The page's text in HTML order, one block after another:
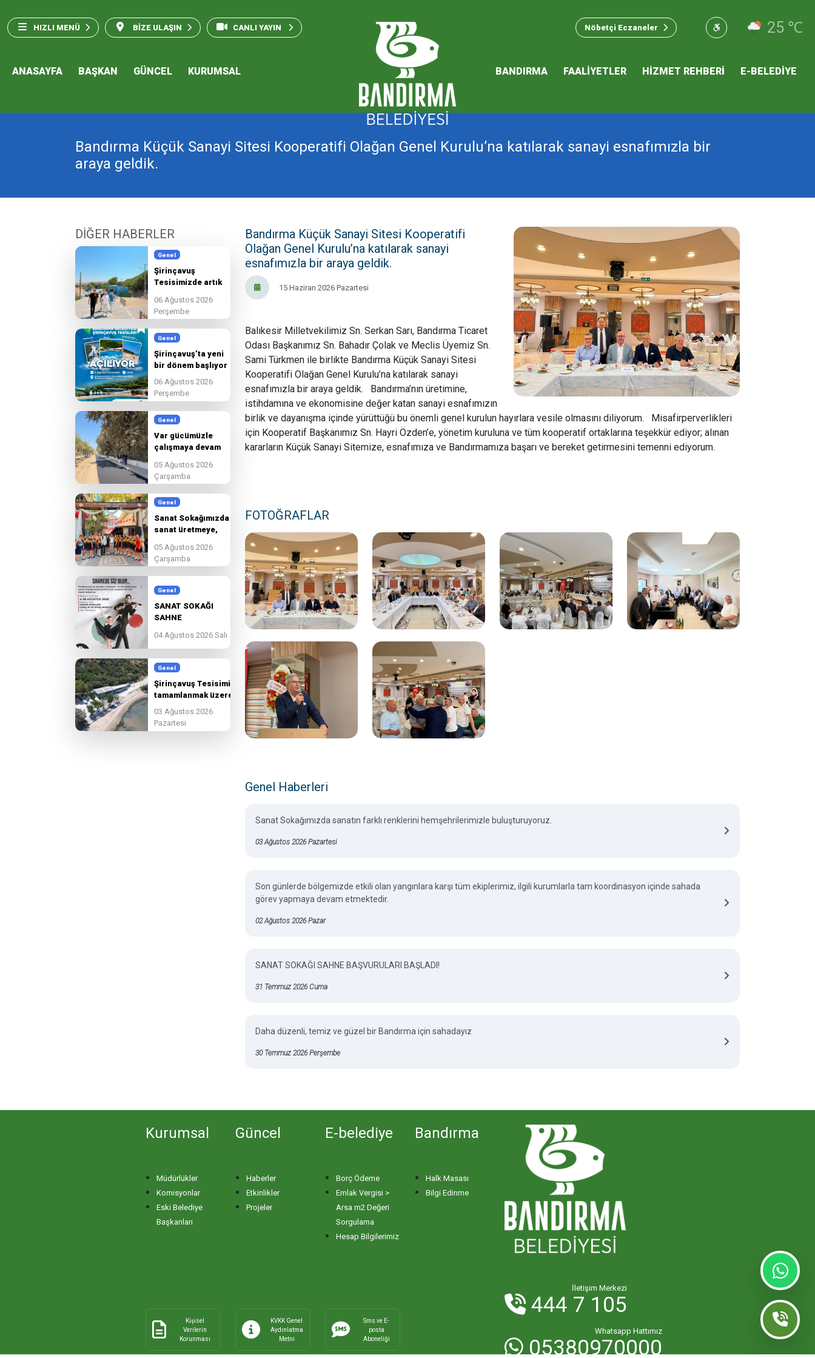
HIZLI MENÜ BİZE ULAŞIN CANLI YAYIN Nöbetçi Eczaneler 25 ℃
ANASAYFA BAŞKAN GÜNCEL KURUMSAL
2026 Performans Programı
BANDIRMA FAALİYETLER HİZMET REHBERİ E-BELEDİYE
Bandırma Küçük Sanayi Sitesi Kooperatifi Olağan Genel Kurulu’na katılarak sanayi esnafımızla bir
araya geldik.
DİĞER HABERLER
Genel
Şirinçavuş
Tesisimizde artık
tamamlıyoruz
06 Ağustos 2026
Perşembe
Genel
Şirinçavuş’ta yeni
bir dönem başlıyor
06 Ağustos 2026
Perşembe
Genel
Var gücümüzle
çalışmaya devam
05 Ağustos 2026
Çarşamba
Genel
Sanat Sokağımızda
sanat üretmeye,
birlikte
güzelleşmeye devam
ediyoruz.
05 Ağustos 2026
Çarşamba
Genel
SANAT SOKAĞI
SAHNE
BAŞLADI!
04 Ağustos 2026 Salı
Genel
Şirinçavuş Tesisimiz
tamamlanmak üzere.
03 Ağustos 2026
Pazartesi
Bandırma Küçük Sanayi Sitesi Kooperatifi
Olağan Genel Kurulu’na katılarak sanayi
esnafımızla bir araya geldik.
15 Haziran 2026 Pazartesi
Balıkesir Milletvekilimiz Sn. Serkan Sarı, Bandırma Ticaret
Odası Başkanımız Sn. Bahadır Çolak ve Meclis Üyemiz Sn.
Sami Türkmen ile birlikte Bandırma Küçük Sanayi Sitesi
Kooperatifi Olağan Genel Kurulu’na katılarak sanayi
esnafımızla bir araya geldik. Bandırma’nın üretimine,
istihdamına ve ekonomisine değer katan sanayi esnafımızın
birlik ve dayanışma içinde yürüttüğü bu önemli genel kurulun hayırlara vesile olmasını diliyorum. Misafirperverlikleri
için Kooperatif Başkanımız Sn. Hayri Özden’e, yönetim kuruluna ve tüm kooperatif ortaklarına teşekkür ediyor; alınan
kararların Küçük Sanayi Sitemize, esnafımıza ve Bandırmamıza başarı ve bereket getirmesini temenni ediyorum.
FOTOĞRAFLAR
Genel Haberleri
Sanat Sokağımızda sanatın farklı renklerini hemşehrilerimizle buluşturuyoruz.
03 Ağustos 2026 Pazartesi
Son günlerde bölgemizde etkili olan yangınlara karşı tüm ekiplerimiz, ilgili kurumlarla tam koordinasyon içinde sahada
görev yapmaya devam etmektedir.
02 Ağustos 2026 Pazar
SANAT SOKAĞI SAHNE BAŞVURULARI BAŞLADI!
31 Temmuz 2026 Cuma
Daha düzenli, temiz ve güzel bir Bandırma için sahadayız
30 Temmuz 2026 Perşembe
Kurumsal
Müdürlükler
Komisyonlar
Eski Belediye
Başkanları
Güncel
Haberler
Etkinlikler
Projeler
E-belediye
Borç Ödeme
Emlak Vergisi >
Arsa m2 Değeri
Sorgulama
Hesap Bilgilerimiz
Bandırma
Halk Masası
Bilgi Edinme
Kişisel
Verilerin
Korunması
KVKK Genel
Aydınlatma
Metni
Sms ve E-
posta
Aboneliği
İletişim Merkezi
444 7 105
Whatsapp Hattımız
05380970000